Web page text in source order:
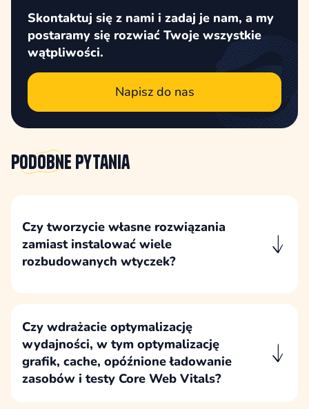
Skontaktuj się z nami i zadaj je nam, a my
postaramy się rozwiać Twoje wszystkie
wątpliwości.
Napisz do nas
Podobne pytania
Czy tworzycie własne rozwiązania
zamiast instalować wiele
rozbudowanych wtyczek?
wtyczki wykorzystujemy tylko wtedy, gdy mają
wyraźne uzasadnienie biznesowe i techniczne.
Czy wdrażacie optymalizację
wydajności, w tym optymalizację
grafik, cache, opóźnione ładowanie
zasobów i testy Core Web Vitals?